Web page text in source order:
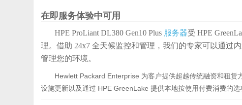
在即服务体验中可用
HPE ProLiant DL380 Gen10 Plus 服务器受 HPE
理。借助 24x7 全天候监控和管理，我们的专家可以通过
管理您的环境。
Hewlett Packard Enterprise 为客户提供超越传统融资和租
设施更新以及通过 HPE GreenLake 提供本地按使用付费消费的选